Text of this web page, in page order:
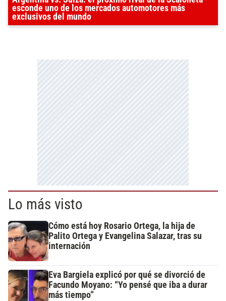
esconde uno de los mercados automotores más
exclusivos del mundo
Lo más visto
Cómo está hoy Rosario Ortega, la hija de
Palito Ortega y Evangelina Salazar, tras su
internación
Eva Bargiela explicó por qué se divorció de
Facundo Moyano: “Yo pensé que iba a durar
más tiempo”